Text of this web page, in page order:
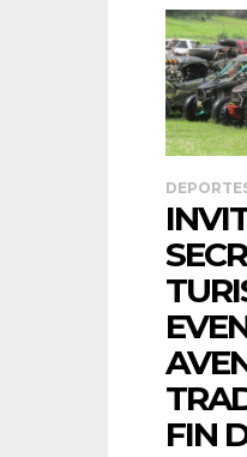
FIN